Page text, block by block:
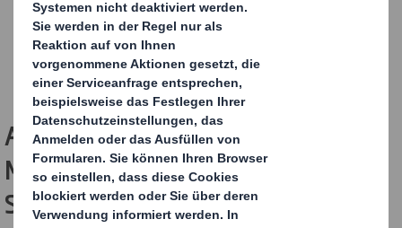
Auffällige Fernwirkung zum
Markenrelaunch 2024: Wan Kwai
Standee